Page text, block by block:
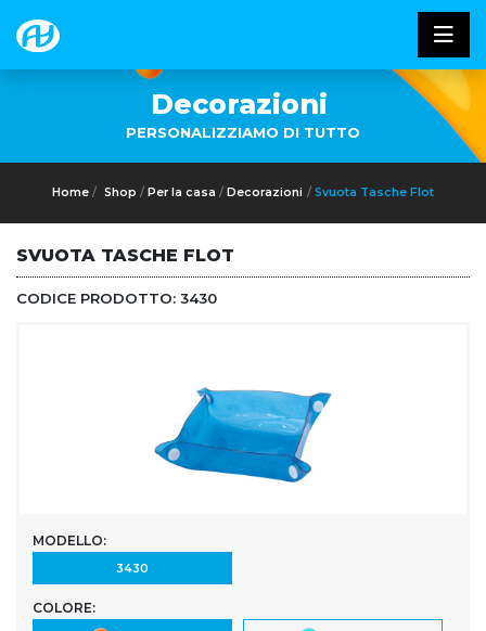
Decorazioni
PERSONALIZZIAMO DI TUTTO
Home Shop Per la casa Decorazioni Svuota Tasche Flot
SVUOTA TASCHE FLOT
CODICE PRODOTTO: 3430
MODELLO:
3430
COLORE: